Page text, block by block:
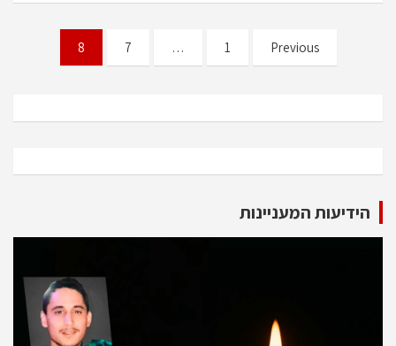
pagination
Previous
1
…
7
8
הידיעות המעניינות